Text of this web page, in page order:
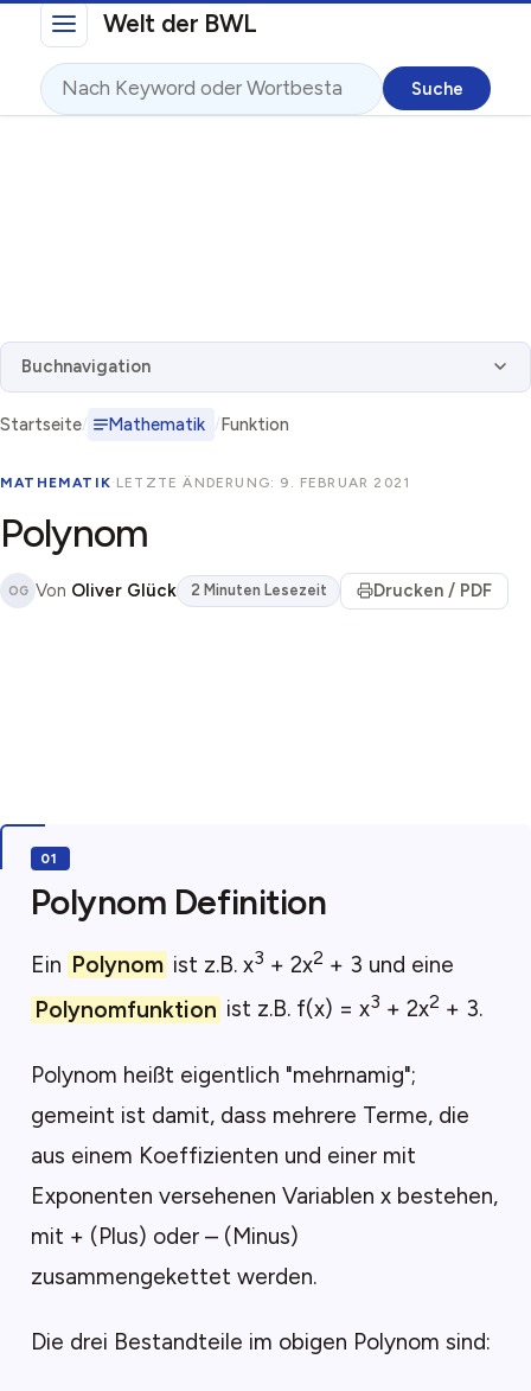
Direkt zum InhaltWelt der BWL
Suche
Buchnavigation
Startseite Mathematik Funktion
MATHEMATIK· LETZTE ÄNDERUNG: 9. FEBRUAR 2021
Polynom
OG Von Oliver Glück 2 Minuten Lesezeit Drucken / PDF
Polynom Definition
Ein Polynom ist z.B. x3 + 2x2 + 3 und eine
Polynomfunktion ist z.B. f(x) = x3 + 2x2 + 3.
Polynom heißt eigentlich "mehrnamig";
gemeint ist damit, dass mehrere Terme, die
aus einem Koeffizienten und einer mit
Exponenten versehenen Variablen x bestehen,
mit + (Plus) oder – (Minus)
zusammengekettet werden.
Die drei Bestandteile im obigen Polynom sind: